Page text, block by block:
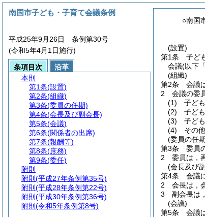
○南国
(設置)
第1条
子ど
会議(以下
(組織)
第2条
会議
2
会議の委
(1)
子ど
(2)
子ど
(3)
子ど
(4)
その
(委員の任
第3条
委員
2
委員は，
(会長及び
第4条
会議
2
会長は，
3
副会長は
(会議)
第5条
会議
南国市子ども・子育て会議条例
平成25年9月26日 条例第30号
(令和5年4月1日施行)
条項目次
沿革
本則
第1条(設置)
第2条(組織)
第3条(委員の任期)
第4条(会長及び副会長)
第5条(会議)
第6条(関係者の出席)
第7条(報酬等)
第8条(庶務)
第9条(委任)
附則
附則 (平成27年条例第35号)
附則 (平成28年条例第22号)
附則 (平成30年条例第36号)
附則 (令和5年条例第8号)